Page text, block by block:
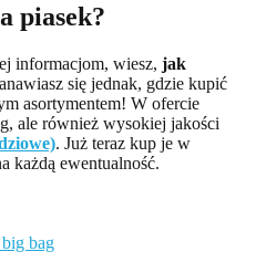
piasek?
informacjom, wiesz, jak
się jednak, gdzie kupić
asortymentem! W ofercie
ale również wysokiej jakości
. Już teraz kup je w
każdą ewentualność.